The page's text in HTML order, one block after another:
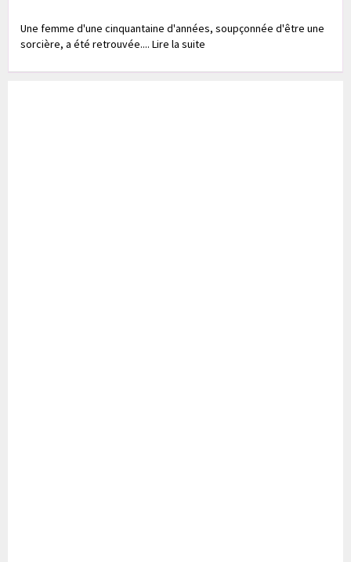
Une femme d'une cinquantaine d'années, soupçonnée d'être une
sorcière, a été retrouvée.... Lire la suite